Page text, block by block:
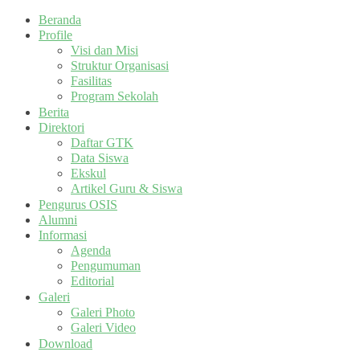
Beranda
Profile
Visi dan Misi
Struktur Organisasi
Fasilitas
Program Sekolah
Berita
Direktori
Daftar GTK
Data Siswa
Ekskul
Artikel Guru & Siswa
Pengurus OSIS
Alumni
Informasi
Agenda
Pengumuman
Editorial
Galeri
Galeri Photo
Galeri Video
Download